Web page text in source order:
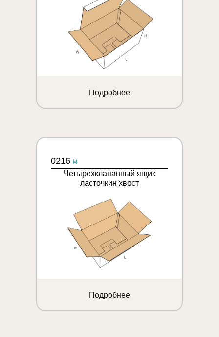
Подробнее
0216 M
Четырехклапанный ящик
ласточкин хвост
Подробнее